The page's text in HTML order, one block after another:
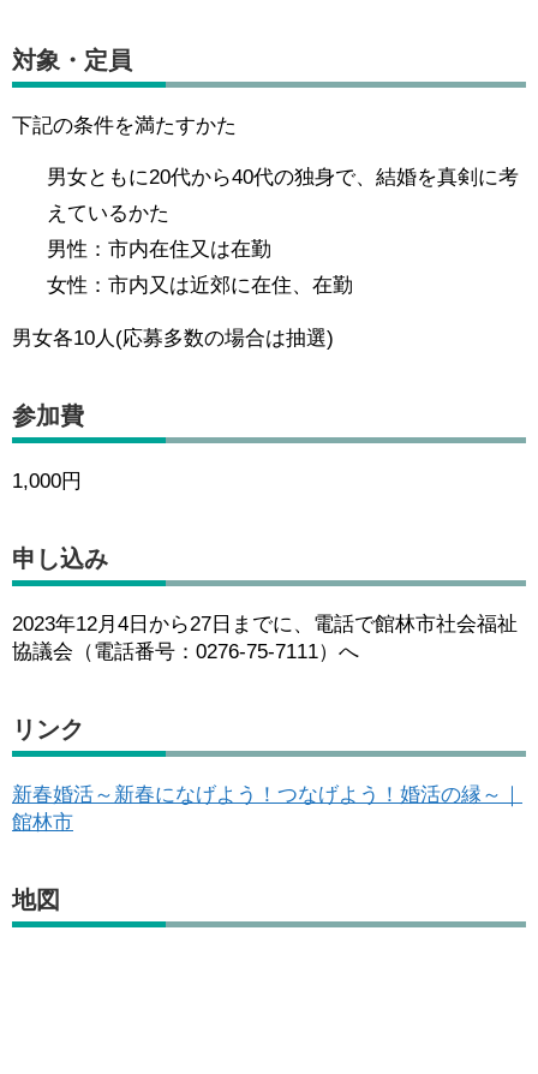
対象・定員
下記の条件を満たすかた
男女ともに20代から40代の独身で、結婚を真剣に考
えているかた
男性：市内在住又は在勤
女性：市内又は近郊に在住、在勤
男女各10人(応募多数の場合は抽選)
参加費
1,000円
申し込み
2023年12月4日から27日までに、電話で館林市社会福祉
協議会（電話番号：0276-75-7111）へ
リンク
新春婚活～新春になげよう！つなげよう！婚活の縁～｜
館林市
地図